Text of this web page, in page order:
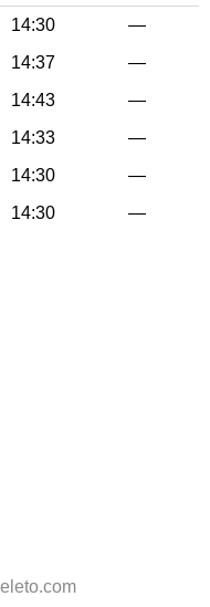
14:30
—
14:37
—
14:43
—
14:33
—
14:30
—
14:30 —